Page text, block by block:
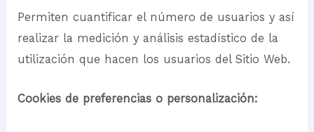
Permiten cuantificar el número de usuarios y así
realizar la medición y análisis estadístico de la
utilización que hacen los usuarios del Sitio Web.
Cookies de preferencias o personalización: